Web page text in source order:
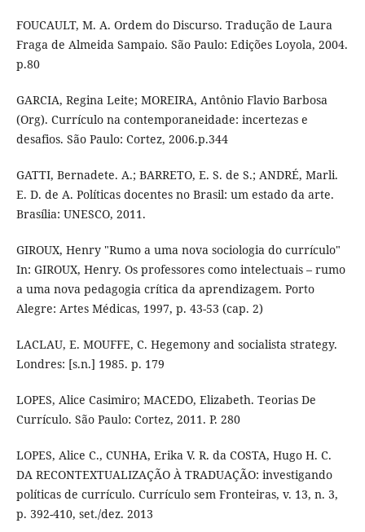
FOUCAULT, M. A. Ordem do Discurso. Tradução de Laura
Fraga de Almeida Sampaio. São Paulo: Edições Loyola, 2004.
p.80
GARCIA, Regina Leite; MOREIRA, Antônio Flavio Barbosa
(Org). Currículo na contemporaneidade: incertezas e
desafios. São Paulo: Cortez, 2006.p.344
GATTI, Bernadete. A.; BARRETO, E. S. de S.; ANDRÉ, Marli.
E. D. de A. Políticas docentes no Brasil: um estado da arte.
Brasília: UNESCO, 2011.
GIROUX, Henry "Rumo a uma nova sociologia do currículo"
In: GIROUX, Henry. Os professores como intelectuais – rumo
a uma nova pedagogia crítica da aprendizagem. Porto
Alegre: Artes Médicas, 1997, p. 43-53 (cap. 2)
LACLAU, E. MOUFFE, C. Hegemony and socialista strategy.
Londres: [s.n.] 1985. p. 179
LOPES, Alice Casimiro; MACEDO, Elizabeth. Teorias De
Currículo. São Paulo: Cortez, 2011. P. 280
LOPES, Alice C., CUNHA, Erika V. R. da COSTA, Hugo H. C.
DA RECONTEXTUALIZAÇÃO À TRADUAÇÃO: investigando
políticas de currículo. Currículo sem Fronteiras, v. 13, n. 3,
p. 392-410, set./dez. 2013